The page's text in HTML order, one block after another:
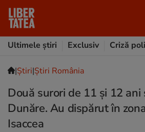
Ultimele știri
Exclusiv Criză
|Ştiri|Știri România
Două surori de 11 și 12
Dunăre. Au dispărut în
Isaccea